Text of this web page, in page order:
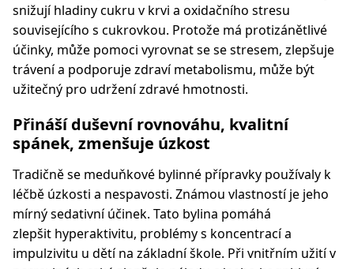
snižují hladiny cukru v krvi a oxidačního stresu
souvisejícího s cukrovkou. Protože má protizánětlivé
účinky, může pomoci vyrovnat se se stresem, zlepšuje
trávení a podporuje zdraví metabolismu, může být
užitečný pro udržení zdravé hmotnosti.
Přináší duševní rovnováhu, kvalitní
spánek, zmenšuje úzkost
Tradičně se meduňkové bylinné přípravky používaly k
léčbě úzkosti a nespavosti. Známou vlastností je jeho
mírný sedativní účinek. Tato bylina pomáhá
zlepšit hyperaktivitu, problémy s koncentrací a
impulzivitu u dětí na základní škole. Při vnitřním užití v